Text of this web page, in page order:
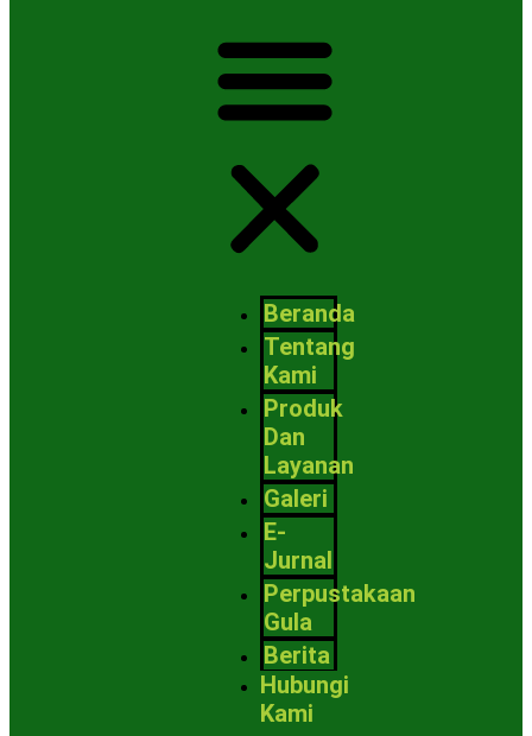
Beranda
Tentang
Kami
Produk
Dan
Layanan
Galeri
E-
Jurnal
Perpustakaan
Gula
Berita
Hubungi
Kami